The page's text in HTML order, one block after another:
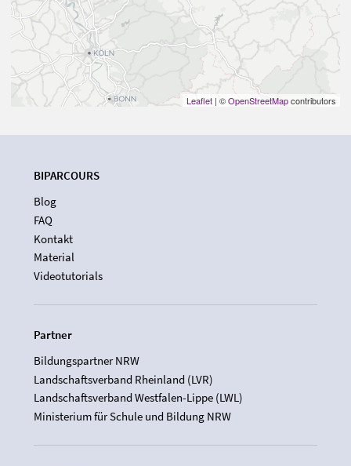
Leaflet | ©OpenStreetMapcontributors
BIPARCOURS
Blog
FAQ
Kontakt
Material
Videotutorials
Partner
Bildungspartner NRW
Landschaftsverband Rheinland (LVR)
Landschaftsverband Westfalen-Lippe (LWL)
Ministerium für Schule und Bildung NRW